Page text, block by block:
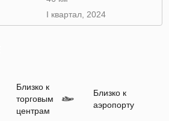
I квартал, 2024
Близко к
торговым
центрам
Близко к
аэропорту